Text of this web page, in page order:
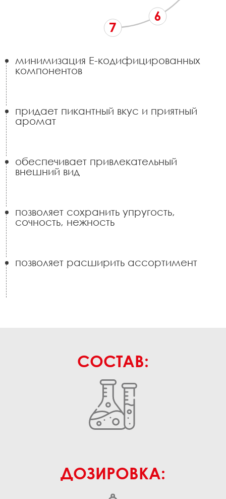
минимизация Е-кодифицированных
компонентов
придает пикантный вкус и приятный
аромат
обеспечивает привлекательный
внешний вид
позволяет сохранить упругость,
сочность, нежность
позволяет расширить ассортимент
СОСТАВ:
ДОЗИРОВКА: